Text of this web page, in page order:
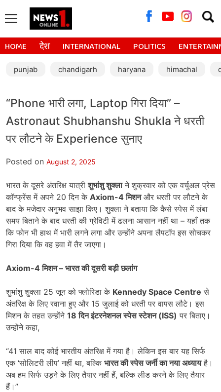
for:
HOME देश INTERNATIONAL POLITICS
punjab chandigarh haryana himachal
“Phone भारी लगा, Laptop गिरा दिया” –
Astronaut Shubhanshu Shukla ने धरती
पर लौटने के Experience सुनाए
Posted on August 2, 2025
भारत के दूसरे अंतरिक्ष यात्रीशुभांशु शुक्लाने शुक्रवार को एक वर्चुअल प्रेस
कॉन्फ्रेंस में अपने 20 दिन के Axiom-4मिशनऔर धरती पर लौटने के
बाद के मजेदार अनुभव साझा किए। शुक्ला ने बताया कि कैसे स्पेस में लंबा
समय बिताने के बाद धरती की ग्रेविटी में ढलना आसान नहीं था – यहाँ तक
कि फोन भी हाथ में भारी लगने लगा और उन्होंने अपना लैपटॉप इस सोचकर
गिरा दिया कि वह हवा में तैर जाएगा।
Axiom-4मिशन– भारत की दूसरी बड़ी छलांग
शुभांशु शुक्ला 25 जून को फ्लोरिडा के Kennedy Space Centre से
अंतरिक्ष के लिए रवाना हुए और 15 जुलाई को धरती पर वापस लौटे। इस
मिशन के तहत उन्होंने 18दिन इंटरनेशनल स्पेस स्टेशन (ISS) पर बिताए।
उन्होंने कहा,
“41 साल बाद कोई भारतीय अंतरिक्ष में गया है। लेकिन इस बार यह सिर्फ
एक ‘सोलिटरी लीप’ नहीं था, बल्कि भारत की स्पेस जर्नी का नया अध्यायहै।
अब हम सिर्फ उड़ने के लिए तैयार नहीं हैं, बल्कि लीड करने के लिए तैयार
हैं।”